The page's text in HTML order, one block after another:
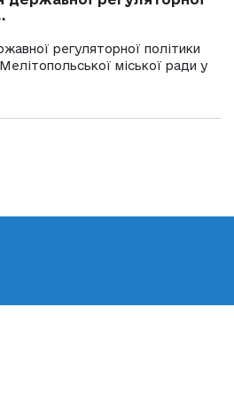
регуляторної політики
міської ради у